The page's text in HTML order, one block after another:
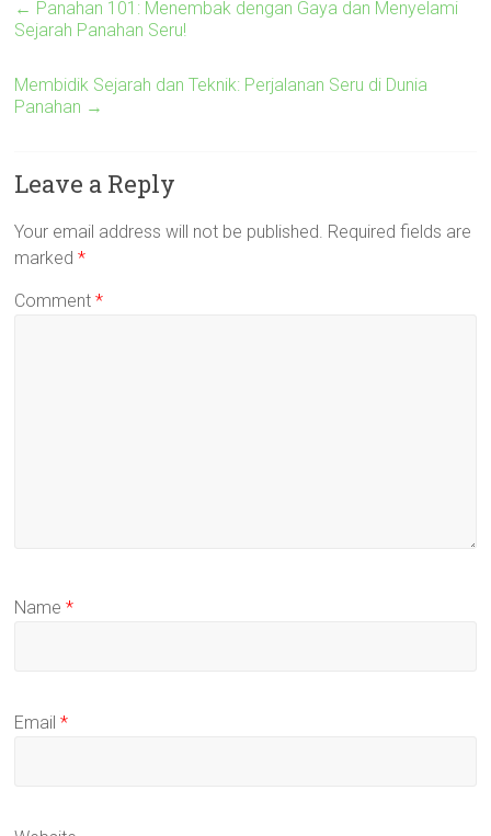
← Panahan 101: Menembak dengan Gaya dan Menyelami
Sejarah Panahan Seru!
Membidik Sejarah dan Teknik: Perjalanan Seru di Dunia
Panahan →
Leave a Reply
Your email address will not be published. Required fields are
marked*
Comment*
Name*
Email*